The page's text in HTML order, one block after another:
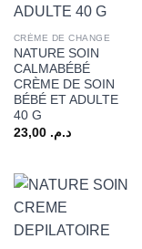
CRÉME DE CHANGE
NATURE SOIN
CALMABÉBÉ
CRÈME DE SOIN
BÉBÉ ET ADULTE
40 G
د.م. 23,00